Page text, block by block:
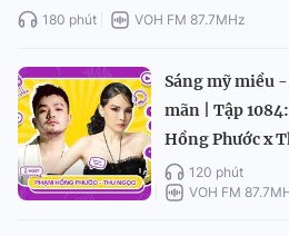
180 phút VOH FM 87.7MHz
Sáng mỹ miều
mãn | Tập
Hồng Phước x
120 phút
VOH FM